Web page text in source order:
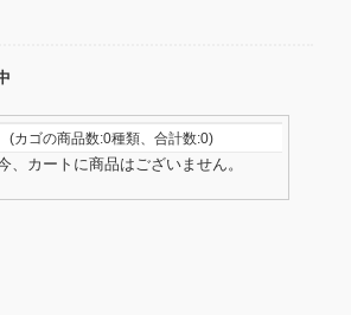
(カゴの商品数:0種類、合計数:0)
、カートに商品はございません。